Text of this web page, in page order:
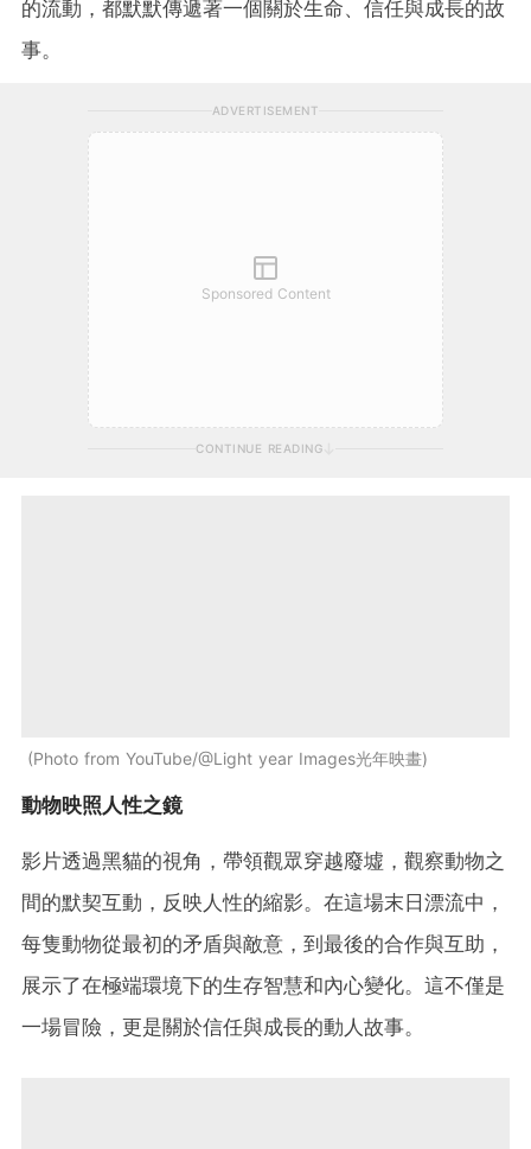
的流動，都默默傳遞著一個關於生命、信任與成長的故
事。
ADVERTISEMENT
Sponsored Content
CONTINUE READING
Photo from YouTube/@Light year Images光年映畫
動物映照人性之鏡
影片透過黑貓的視角，帶領觀眾穿越廢墟，觀察動物之
間的默契互動，反映人性的縮影。在這場末日漂流中，
每隻動物從最初的矛盾與敵意，到最後的合作與互助，
展示了在極端環境下的生存智慧和內心變化。這不僅是
一場冒險，更是關於信任與成長的動人故事。